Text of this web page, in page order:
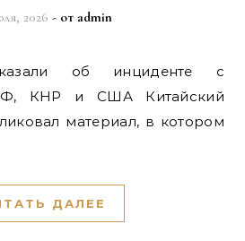
2026 - от admin
РФ, КНР и США Китайский
материал, в котором
ДАЛЕЕ